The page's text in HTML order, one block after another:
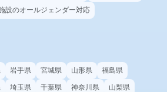
設のオールジェンダー対応
岩手県 宮城県 山形県
福島県
埼玉県 千葉県 神奈川県
山梨県